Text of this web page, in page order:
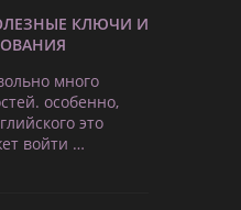
КЛЮЧИ И
много
особенно,
это
войти …